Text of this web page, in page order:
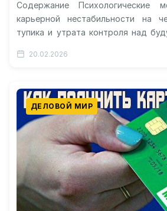
Содержание Психологические
карьерной нестабильности на
тупика и утрата контроля над
намерениями Способы снижения
20.02.2026
ДЕЛОВОЙ МИР